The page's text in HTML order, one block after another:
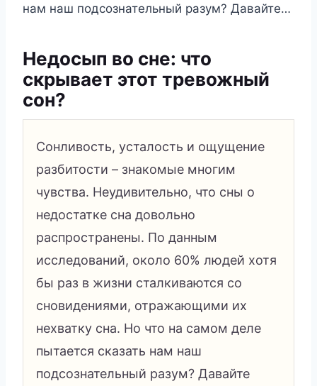
нам наш подсознательный разум? Давайте…
Недосып во сне: что
скрывает этот тревожный
сон?
Сонливость, усталость и ощущение
разбитости – знакомые многим
чувства. Неудивительно, что сны о
недостатке сна довольно
распространены. По данным
исследований, около 60% людей хотя
бы раз в жизни сталкиваются со
сновидениями, отражающими их
нехватку сна. Но что на самом деле
пытается сказать нам наш
подсознательный разум? Давайте